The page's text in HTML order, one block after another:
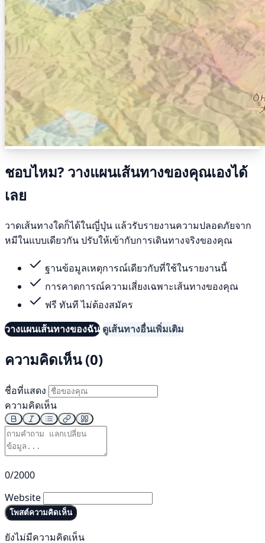
ชอบไหม? วางแผนเส้นทางของคุณเองได้
เลย
วาดเส้นทางใดก็ได้ในญี่ปุ่น แล้วรับรายงานความปลอดภัยจาก
หมีในแบบเดียวกัน ปรับให้เข้ากับการเดินทางจริงของคุณ
ฐานข้อมูลเหตุการณ์เดียวกับที่ใช้ในรายงานนี้
การคาดการณ์ความเสี่ยงเฉพาะเส้นทางของคุณ
ฟรี ทันที ไม่ต้องสมัคร
วางแผนเส้นทางของฉัน ดูเส้นทางอื่นเพิ่มเติม
ความคิดเห็น (0)
ชื่อที่แสดง
ความคิดเห็น
0/2000
Website
โพสต์ความคิดเห็น
ยังไม่มีความคิดเห็น